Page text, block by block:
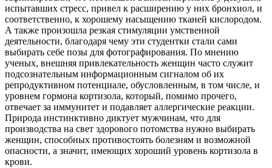
испытавших стресс, привел к расширению у них бронхиол, и
соответственно, к хорошему насыщению тканей кислородом.
А также произошла резкая стимуляции умственной
деятельности, благодаря чему эти студентки стали сами
выбирать себе позы для фотографирования. По мнению
ученых, внешняя привлекательность женщин часто служит
подсознательным информационным сигналом об их
репродуктивном потенциале, обусловленным, в том числе, и
уровнем гормона кортизола, который, помимо прочего,
отвечает за иммунитет и подавляет аллергические реакции.
Природа инстинктивно диктует мужчинам, что для
производства на свет здорового потомства нужно выбирать
женщин, способных противостоять болезням и возможной
опасности, а значит, имеющих хороший уровень кортизола в
крови.